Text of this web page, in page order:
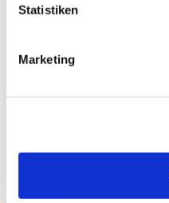
Statistiken
Marketing
Zurück